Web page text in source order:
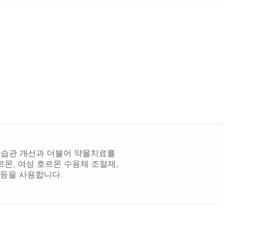
관 개선과 더불어 약물치료를
, 여성 호르몬 수용체 조절제,
을 사용합니다.